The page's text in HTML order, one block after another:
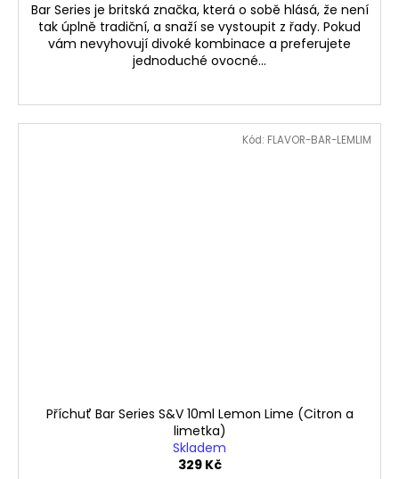
Bar Series je britská značka, která o sobě hlásá, že není
tak úplně tradiční, a snaží se vystoupit z řady. Pokud
vám nevyhovují divoké kombinace a preferujete
jednoduché ovocné...
Příchuť Bar Series S&V 10ml Lemon Lime (Citron a
limetka)
Skladem
329 Kč
Kód: FLAVOR-BAR-LEMLIM